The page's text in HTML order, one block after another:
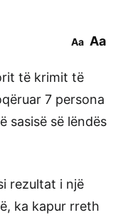
Aa Aa
të krimit të
7 persona
sasisë së lëndës
rezultat i një
ka kapur rreth